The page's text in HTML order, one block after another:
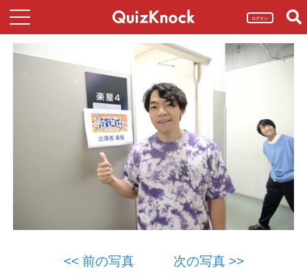
ログイン
<< 前の写真 次の写真 >>